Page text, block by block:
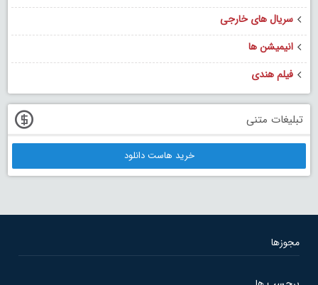
سریال های خارجی
انیمیشن ها
فیلم هندی
تبلیغات متنی
خرید هاست دانلود
مجوزها